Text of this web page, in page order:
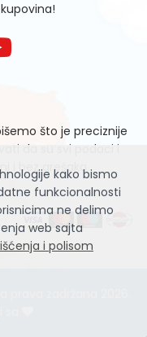
kako bismo
funkcionalnosti
ne delimo
web sajta
i polisom
što je preciznije
da su svi podaci i
i bez grešaka.
prava zadržana 2026.